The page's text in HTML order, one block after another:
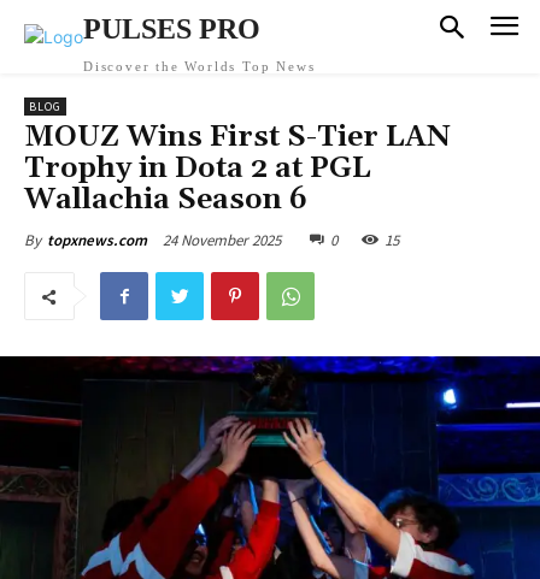
PULSES PRO
Discover the Worlds Top News
BLOG
MOUZ Wins First S-Tier LAN
Trophy in Dota 2 at PGL
Wallachia Season 6
By topxnews.com 24 November 2025 0 15